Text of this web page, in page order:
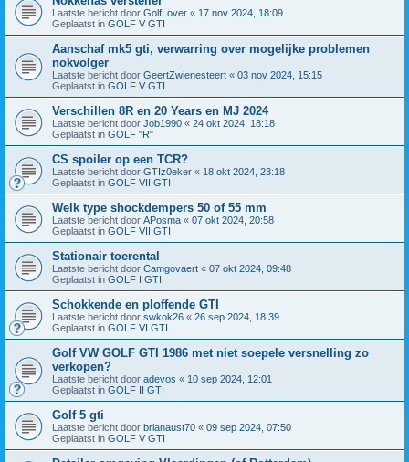
Laatste bericht door GolfLover « 17 nov 2024, 18:09
Geplaatst in GOLF V GTI
Aanschaf mk5 gti, verwarring over mogelijke problemen
nokvolger
Laatste bericht door GeertZwienesteert « 03 nov 2024, 15:15
Geplaatst in GOLF V GTI
Verschillen 8R en 20 Years en MJ 2024
Laatste bericht door Job1990 « 24 okt 2024, 18:18
Geplaatst in GOLF "R"
CS spoiler op een TCR?
Laatste bericht door GTIz0eker « 18 okt 2024, 23:18
Geplaatst in GOLF VII GTI
Welk type shockdempers 50 of 55 mm
Laatste bericht door APosma « 07 okt 2024, 20:58
Geplaatst in GOLF VII GTI
Stationair toerental
Laatste bericht door Camgovaert « 07 okt 2024, 09:48
Geplaatst in GOLF I GTI
Schokkende en ploffende GTI
Laatste bericht door swkok26 « 26 sep 2024, 18:39
Geplaatst in GOLF VI GTI
Golf VW GOLF GTI 1986 met niet soepele versnelling zo
verkopen?
Laatste bericht door adevos « 10 sep 2024, 12:01
Geplaatst in GOLF II GTI
Golf 5 gti
Laatste bericht door brianaust70 « 09 sep 2024, 07:50
Geplaatst in GOLF V GTI